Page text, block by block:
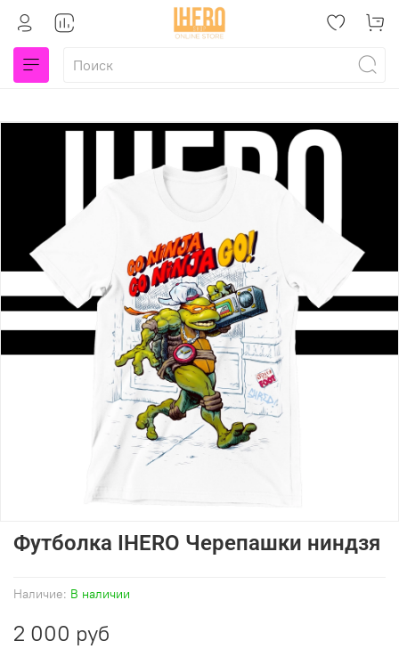
Наличие: В наличии
Футболка IHERO Черепашки ниндзя
2 000 руб